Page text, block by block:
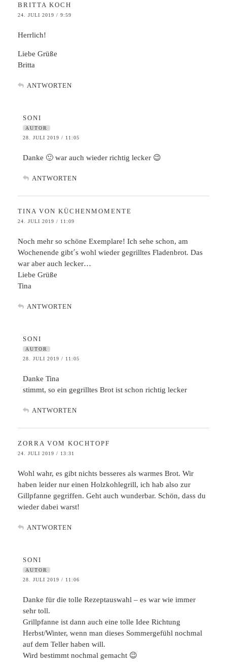
BRITTA KOCH
24. JULI 2019 / 9:59
Herrlich!
Liebe Grüße
Britta
ANTWORTEN
SONI
AUTOR
28. JULI 2019 / 11:05
Danke 🙂 war auch wieder richtig lecker 😉
ANTWORTEN
TINA VON KÜCHENMOMENTE
24. JULI 2019 / 11:09
Noch mehr so schöne Exemplare! Ich sehe schon, am
Wochenende gibt´s wohl wieder gegrilltes Fladenbrot. Das
war aber auch lecker…
Liebe Grüße
Tina
ANTWORTEN
SONI
AUTOR
28. JULI 2019 / 11:05
Danke Tina
stimmt, so ein gegrilltes Brot ist schon richtig lecker
ANTWORTEN
ZORRA VOM KOCHTOPF
24. JULI 2019 / 13:31
Wohl wahr, es gibt nichts besseres als warmes Brot. Wir
haben leider nur einen Holzkohlegrill, ich hab also zur
Gillpfanne gegriffen. Geht auch wunderbar. Schön, dass du
wieder dabei warst!
ANTWORTEN
SONI
AUTOR
28. JULI 2019 / 11:06
Danke für die tolle Rezeptauswahl – es war wie immer
sehr toll.
Grillpfanne ist dann auch eine tolle Idee Richtung
Herbst/Winter, wenn man dieses Sommergefühl nochmal
auf dem Teller haben will.
Wird bestimmt nochmal gemacht 😉